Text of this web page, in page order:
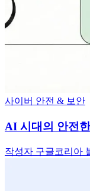
사이버 안전 & 보안
AI 시대의 안전
작성자 구글코리아